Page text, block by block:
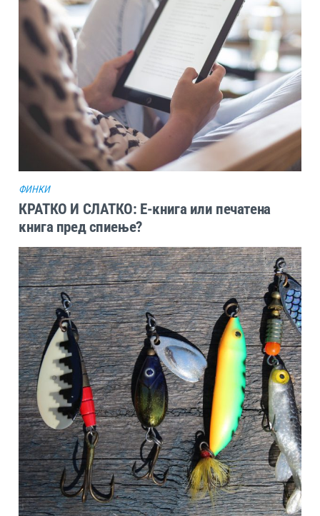
ФИНКИ
КРАТКО И СЛАТКО: Е-книга или печатена
книга пред спиење?